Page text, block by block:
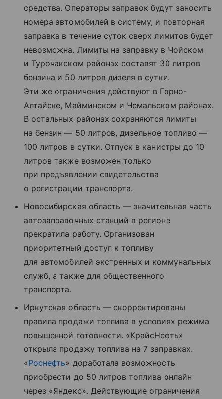
средства. Операторы заправок будут заносить
номера автомобилей в систему, и повторная
заправка в течение суток сверх лимитов будет
невозможна. Лимиты на заправку в Чойском
и Турочакском районах составят 30 литров
бензина и 50 литров дизеля в сутки.
Эти же ограничения действуют в Горно-
Алтайске, Майминском и Чемальском районах.
В остальных районах сохраняются лимиты
на бензин — 50 литров, дизельное топливо —
100 литров в сутки. Отпуск в канистры до 10
литров также возможен только
при предъявлении свидетельства
о регистрации транспорта.
Новосибирская область — значительная часть
автозаправочных станций в регионе
прекратила работу. Организован
приоритетный доступ к топливу
для автомобилей экстренных и коммунальных
служб, а также для общественного
транспорта.
Иркутская область — скорректированы
правила продажи топлива в условиях режима
повышенной готовности. «КрайсНефть»
открыла продажу топлива на 7 заправках.
«Роснефть» доработала возможность
приобрести до 50 литров топлива онлайн
через «Яндекс». Действующие ограничения